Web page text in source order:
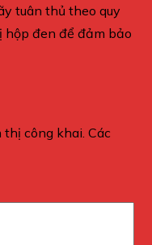
tuân thủ theo quy
đen để đảm bảo
công khai. Các